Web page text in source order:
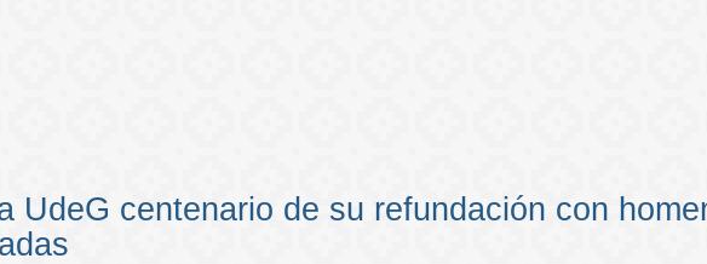
UdeG centenario de su refundación con